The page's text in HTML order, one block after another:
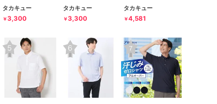
タカキュー
￥3,300
タカキュー
￥3,300
タカキュー
￥4,581